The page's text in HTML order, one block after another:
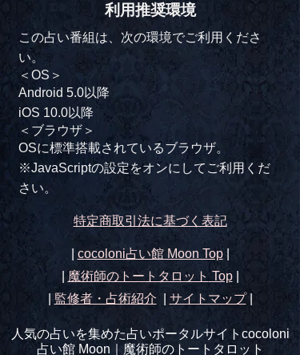
利用推奨環境
この占い番組は、次の環境でご利用くださ
い。
＜OS＞
Android 5.0以降
iOS 10.0以降
＜ブラウザ＞
OSに標準搭載されているブラウザ。
※JavaScriptの設定をオンにしてご利用くだ
さい。
特定商取引法に基づく表記
cocoloni占い館 Moon Top|
魔術師のトートタロットTop|
監修者・占術紹介 サイトマップ|
人気の占いを集めた占いポータルサイトcocoloni
占い館 Moon｜ 魔術師のトートタロット